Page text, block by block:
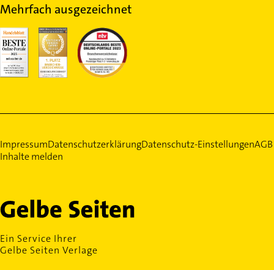
Mehrfach ausgezeichnet
ImpressumDatenschutzerklärungDatenschutz-EinstellungenAGB
Inhalte melden
Ein Service Ihrer
Gelbe Seiten Verlage